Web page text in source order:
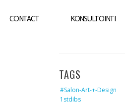
CONTACT KONSULTOINTI
TAGS
#salon-Art-+-Design
1stdibs